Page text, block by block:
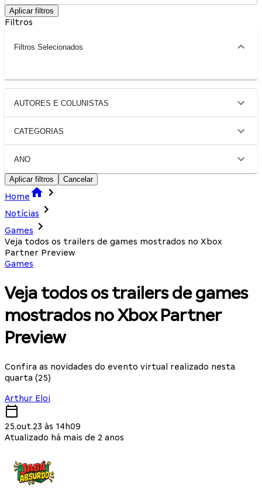
Aplicar filtros
Filtros
Filtros Selecionados
AUTORES E COLUNISTAS
CATEGORIAS
ANO
Aplicar filtros Cancelar
Home
Notícias
Games
Veja todos os trailers de games mostrados no Xbox
Partner Preview
Games
Veja todos os trailers de games
mostrados no Xbox Partner
Preview
Confira as novidades do evento virtual realizado nesta
quarta (25)
Arthur Eloi
25.out.23 às 14h09
Atualizado há mais de 2 anos